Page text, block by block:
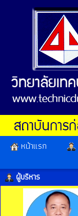
หน้าแรก
ผู้บริหาร